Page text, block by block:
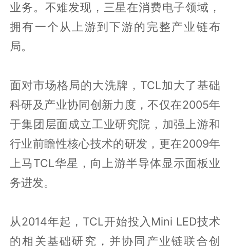
业务。不难发现，三星在消费电子领域，
拥有一个从上游到下游的完整产业链布
局。
面对市场格局的大洗牌，TCL加大了基础
科研及产业协同创新力度，不仅在2005年
于集团层面成立工业研究院，加强上游和
行业前瞻性核心技术的研发，更在2009年
上马TCL华星，向上游半导体显示面板业
务进发。
从2014年起，TCL开始投入Mini LED技术
的相关基础研究，并协同产业链联合创